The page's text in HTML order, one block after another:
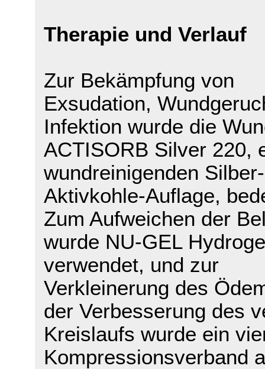
Therapie und Verlauf
Zur Bekämpfung von
Exsudation,
Infektion wurde die
ACTISORB Silver 220,
wundreinigenden Silber-
Aktivkohle-Auflage,
Zum Aufweichen der
wurde NU-GEL
verwendet, und zur
Verkleinerung des
der Verbesserung des
Kreislaufs wurde ein
Kompressionsverband